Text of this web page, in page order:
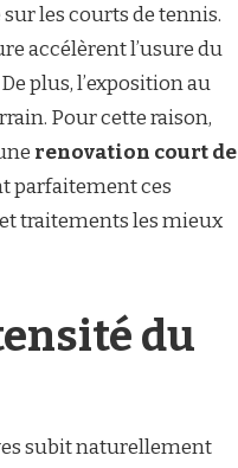
les courts de tennis.
accélèrent l’usure du
plus, l’exposition au
Pour cette raison,
renovation court de
parfaitement ces
traitements les mieux
du
subit naturellement